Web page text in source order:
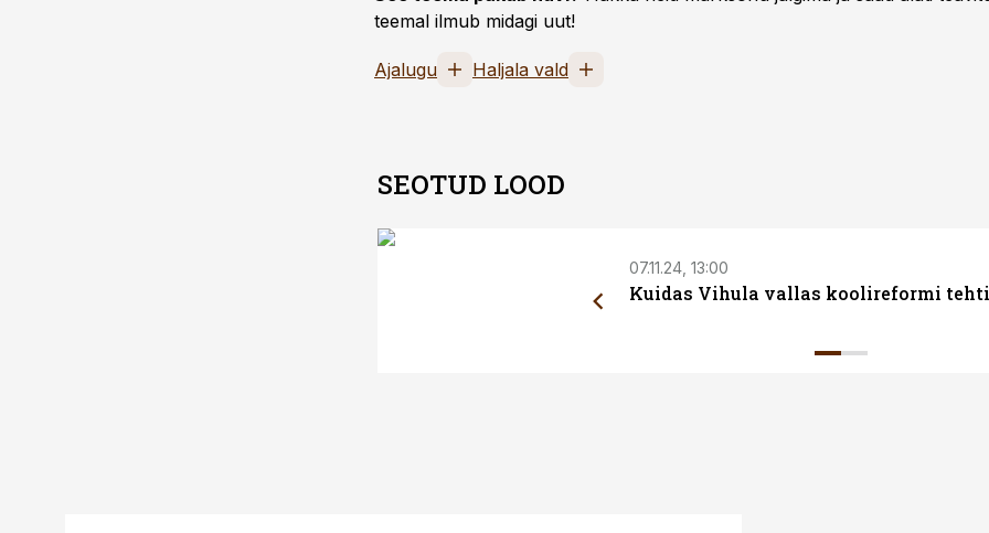
teemal ilmub midagi uut!
Ajalugu Haljala vald
SEOTUD LOOD
07.11.24, 13:00
Kuidas Vihula vallas koolireformi tehti